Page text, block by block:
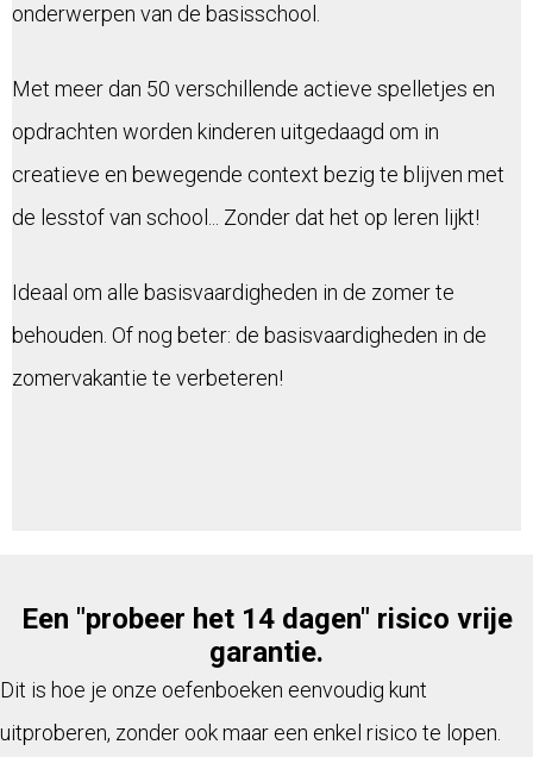
onderwerpen van de basisschool.
Met meer dan 50 verschillende actieve spelletjes en
opdrachten worden kinderen uitgedaagd om in
creatieve en bewegende context bezig te blijven met
de lesstof van school... Zonder dat het op leren lijkt!
Ideaal om alle basisvaardigheden in de zomer te
behouden. Of nog beter: de basisvaardigheden in de
zomervakantie te verbeteren!
Een "probeer het 14 dagen" risico vrije
garantie.
Dit is hoe je onze oefenboeken eenvoudig kunt
uitproberen, zonder ook maar een enkel risico te lopen.